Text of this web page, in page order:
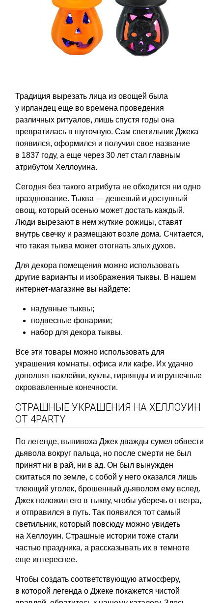
Традиция вырезать лица из овощей была
у ирландец еще во времена проведения
различных ритуалов, лишь спустя годы она
превратилась в шуточную. Сам светильник Джека
появился, оформился и получил свое название
в 1837 году, а еще через 30 лет стал главным
атрибутом Хеллоуина.
Сегодня без такого атрибута не обходится ни одно
празднование. Тыква — дешевый и доступный
овощ, который осенью может достать каждый.
Люди вырезают в нем жуткие рожицы, ставят
внутрь свечку и размещают возле дома. Считается,
что такая тыква может отогнать злых духов.
Для декора помещения можно использовать
другие варианты и изображения тыквы. В нашем
интернет-магазине вы найдете:
надувные тыквы;
подвесные фонарики;
набор для декора тыквы.
Все эти товары можно использовать для
украшения комнаты, офиса или кафе. Их удачно
дополнят наклейки, куклы, гирлянды и игрушечные
окровавленные конечности.
СТРАШНЫЕ УКРАШЕНИЯ НА ХЕЛЛОУИН
ОТ 4PARTY
По легенде, выпивоха Джек дважды сумел обвести
дьявола вокруг пальца, но после смерти не был
принят ни в рай, ни в ад. Он был вынужден
скитаться по земле, с собой у него оказался лишь
тлеющий уголек, брошенный дьяволом ему вслед.
Джек положил его в тыкву, чтобы уберечь от ветра,
и отправился в путь. Так появился тот самый
светильник, который повсюду можно увидеть
на Хеллоуин. Страшные истории тоже стали
частью праздника, а рассказывать их в темноте
еще интереснее.
Чтобы создать соответствующую атмосферу,
в которой легенда о Джеке покажется чистой